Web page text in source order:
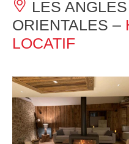
LES
ORIENTALES –
LOCATIF